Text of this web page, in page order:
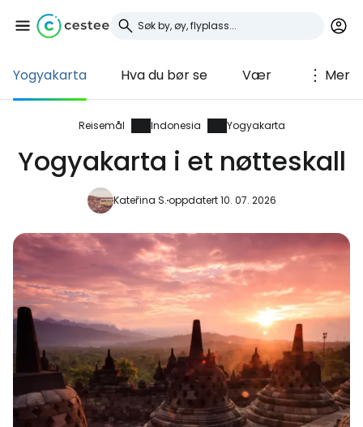
Yogyakarta Hva du bør se Vær Mer
Reisemål Indonesia Yogyakarta
Yogyakarta i et nøtteskall
Kateřina S.oppdatert 10. 07. 2026
Logg inn på Cestee
... det verdensomspennende
Fortsett med Google
Fortsett med Facebook
Fortsett med e-post